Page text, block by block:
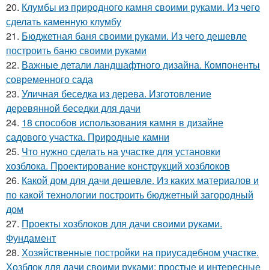
20. Клумбы из природного камня своими руками. Из чего
сделать каменную клумбу
21. Бюджетная баня своими руками. Из чего дешевле
построить баню своими руками
22. Важные детали ландшафтного дизайна. Компоненты
современного сада
23. Уличная беседка из дерева. Изготовление
деревянной беседки для дачи
24. 18 способов использования камня в дизайне
садового участка. Природные камни
25. Что нужно сделать на участке для установки
хозблока. Проектирование конструкций хозблоков
26. Какой дом для дачи дешевле. Из каких материалов и
по какой технологии построить бюджетный загородный
дом
27. Проекты хозблоков для дачи своими руками.
Фундамент
28. Хозяйственные постройки на приусадебном участке.
Хозблок для дачи своими руками: простые и интересные